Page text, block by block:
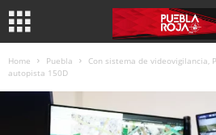
Home Puebla
Con sistema de videovigilancia,
autopista 150D